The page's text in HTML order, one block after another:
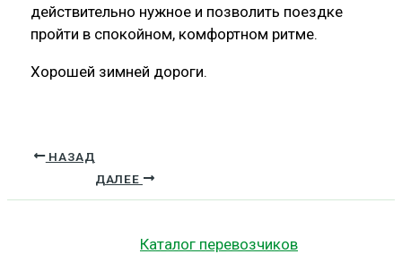
действительно нужное и позволить поездке
пройти в спокойном, комфортном ритме.
Хорошей зимней дороги.
НАЗАД
ДАЛЕЕ
Каталог перевозчиков